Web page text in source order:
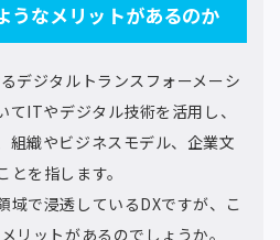
うなメリットがあるのか
デジタルトランスフォーメーシ
てITやデジタル技術を活用し、
組織やビジネスモデル、企業文
を指します。
域で浸透しているDXですが、こ
リットがあるのでしょうか。